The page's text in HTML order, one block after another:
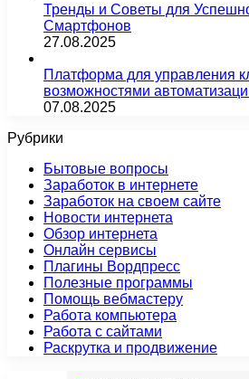
Тренды и Советы для
Смартфонов
27.08.2025
Платформа для управления
возможностями
07.08.2025
Рубрики
Бытовые вопросы
Заработок в интернете
Заработок на своем сайте
Новости интернета
Обзор интернета
Онлайн сервисы
Плагины Вордпресс
Полезные программы
Помощь вебмастеру
Работа компьютера
Работа с сайтами
Раскрутка и продвижение